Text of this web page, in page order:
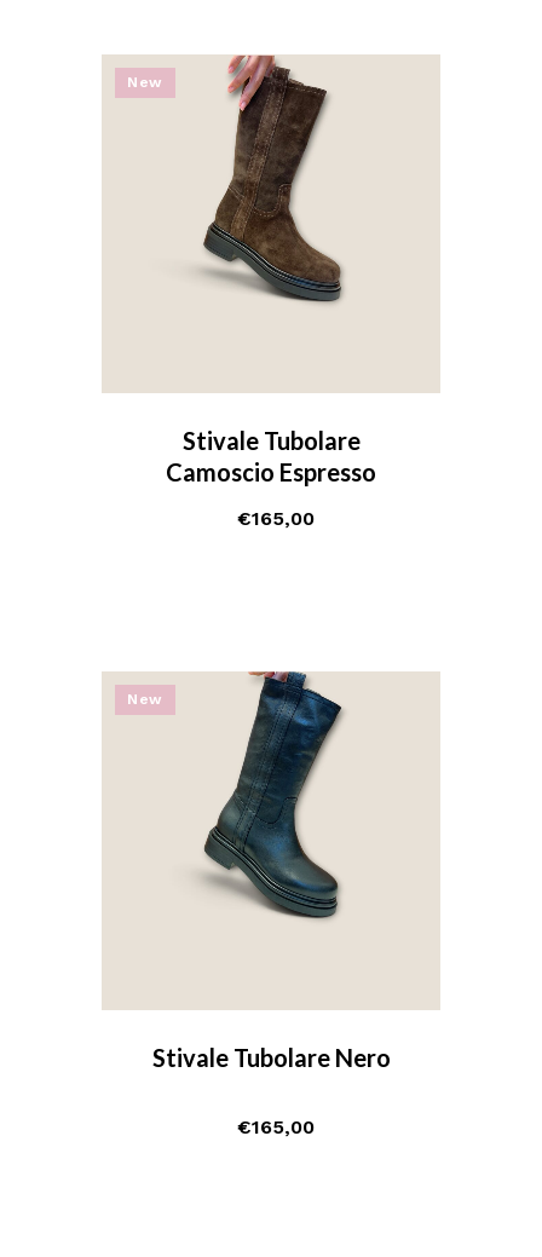
New
Stivale Tubolare
Camoscio Espresso
€165,00
New
Stivale Tubolare Nero
€165,00